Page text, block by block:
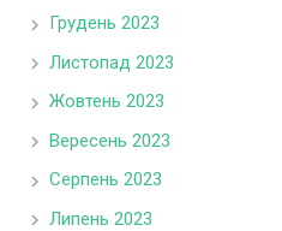
Грудень 2023
Листопад 2023
Жовтень 2023
Вересень 2023
Серпень 2023
Липень 2023